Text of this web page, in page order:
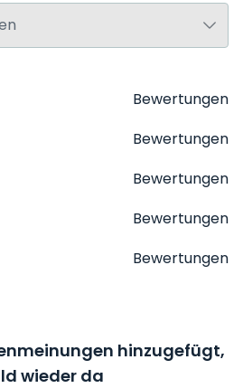
Bewertungen
Bewertungen
Bewertungen
Bewertungen
Bewertungen
hinzugefügt,
wieder da